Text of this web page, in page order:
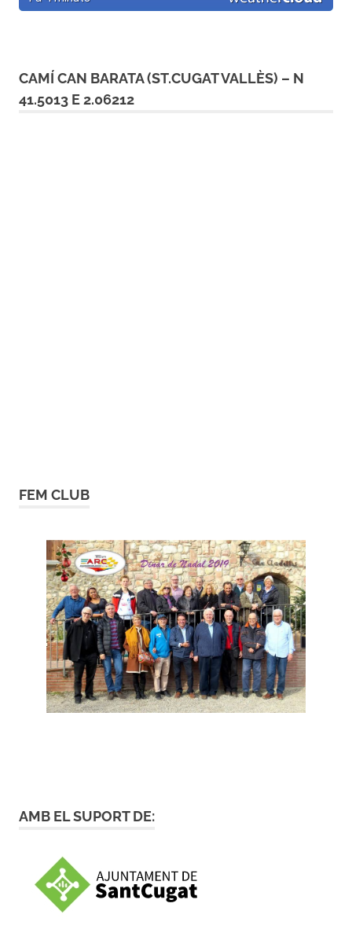
CAMÍ CAN BARATA (ST.CUGAT VALLÈS) – N
41.5013 E 2.06212
FEM CLUB
AMB EL SUPORT DE: